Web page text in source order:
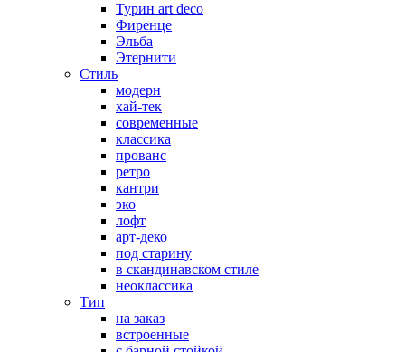
Турин art deco
Фиренце
Эльба
Этернити
Стиль
модерн
хай-тек
современные
классика
прованс
ретро
кантри
эко
лофт
арт-деко
под старину
в скандинавском стиле
неоклассика
Тип
на заказ
встроенные